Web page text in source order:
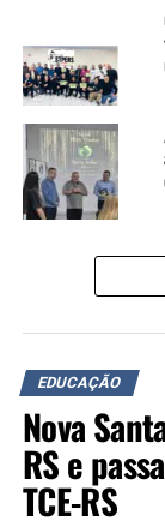
Uergs abre
graduação em
EDUCAÇÃO
Nova
RS e
TCE-RS